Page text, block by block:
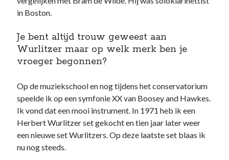
in Boston.
Je bent altijd trouw geweest aan
Wurlitzer maar op welk merk ben je
vroeger begonnen?
Op de muziekschool en nog tijdens het conservatorium
speelde ik op een symfonie XX van Boosey and Hawkes.
Ik vond dat een mooi instrument. In 1971 heb ik een
Herbert Wurlitzer set gekocht en tien jaar later weer
een nieuwe set Wurlitzers. Op deze laatste set blaas ik
nu nog steeds.